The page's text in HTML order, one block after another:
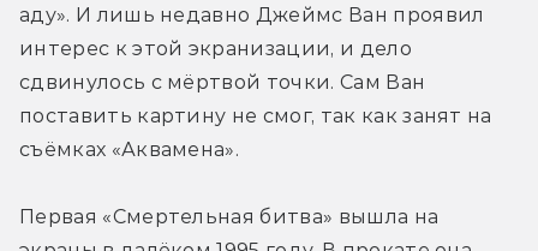
аду». И лишь недавно Джеймс Ван проявил
интерес к этой экранизации, и дело
сдвинулось с мёртвой точки. Сам Ван
поставить картину не смог, так как занят на
съёмках «Аквамена».
Первая «Смертельная битва» вышла на